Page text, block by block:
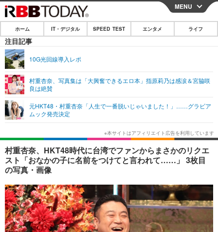
CLOSE
ホーム
IT・デジタル
ネタ
ショッピング その他
SPEED TEST
エンタメ
エンタメTOP
韓国・芸能
音楽 スポーツ
グラビア
ショッピング その他
ライフ
ライフTOP グルメ
ペット ショッピング
その他
リリース一覧
プッシュ通知の停止方法
MENU
ホーム IT・デジタル SPEED TEST エンタメ ライフ
注目記事
10G光回線導入レポ
村重杏奈、写真集は「大興奮できるエロ本」指原莉乃は感涙＆宮脇咲
良は絶賛
元HKT48・村重杏奈「人生で一番脱いじゃいました！」……グラビア
ムック発売決定
村重杏奈、HKT48時代に台湾でファンからまさかのリクエ
スト「おなかの子に名前をつけてと言われて……」 3枚目
の写真・画像